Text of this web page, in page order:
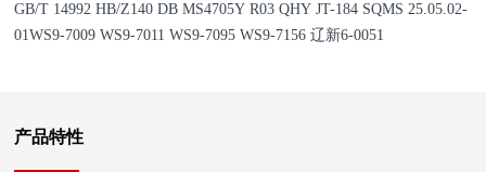
GB/T 14992 HB/Z140 DB MS4705Y R03 QHY JT-184 SQMS 25.05.02-
01WS9-7009 WS9-7011 WS9-7095 WS9-7156 辽新6-0051
产品特性